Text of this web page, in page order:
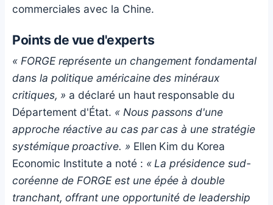
commerciales avec la Chine.
Points de vue d'experts
« FORGE représente un changement fondamental
dans la politique américaine des minéraux
critiques, » a déclaré un haut responsable du
Département d'État. « Nous passons d'une
approche réactive au cas par cas à une stratégie
systémique proactive. » Ellen Kim du Korea
Economic Institute a noté : « La présidence sud-
coréenne de FORGE est une épée à double
tranchant, offrant une opportunité de leadership